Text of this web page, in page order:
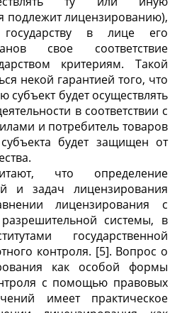
подлежит лицензированию),
государству в лице его
свое соответствие
критериям. Такой
некой гарантией того, что
будет осуществлять
в соответствии с
и потребитель товаров
будет защищен от
что определение
и задач лицензирования
лицензирования с
системы, в
государственной
контроля. [5]. Вопрос о
как особой формы
с помощью правовых
имеет практическое